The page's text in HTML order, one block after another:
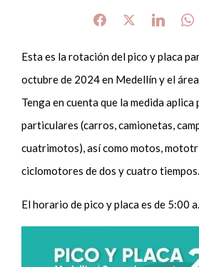
Esta es la rotación del pico y placa
octubre de 2024 en Medellín y el
Tenga en cuenta que la medida aplica
particulares (carros, camionetas,
cuatrimotos), así como motos,
ciclomotores de dos y cuatro tiempos.
El horario de pico y placa es de 5:00